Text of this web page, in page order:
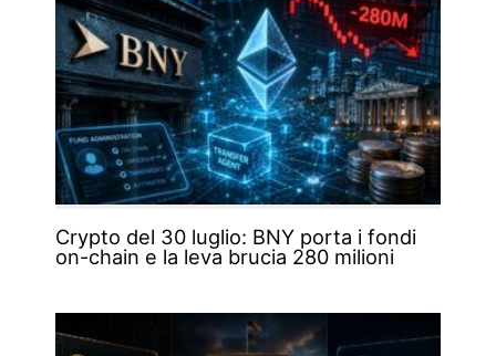
Crypto del 30 luglio: BNY porta i fondi
on-chain e la leva brucia 280 milioni